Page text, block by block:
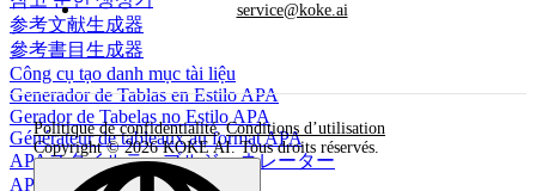
参考文献生成器
參考書目生成器
Công cụ tạo danh mục tài liệu
Generador de Tablas en Estilo APA
Gerador de Tabelas no Estilo APA
Générateur de tableaux au format APA
APAスタイルテーブルジェネレーター
APA-Tabellengenerator
service@koke.ai
Politique de confidentialité,Conditions d’utilisation
Copyright © 2026 KOKE AI. Tous droits réservés.